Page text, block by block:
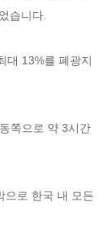
습니다.
대 13%를 폐광지
쪽으로 약 3시간
으로 한국 내 모든